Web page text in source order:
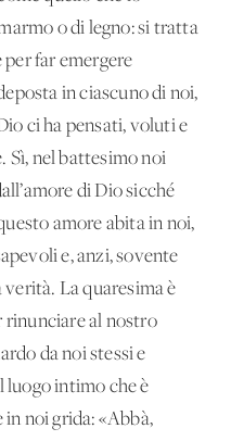
o di legno: si tratta
per far emergere
in ciascuno di noi,
ci ha pensati, voluti e
Sì, nel battesimo noi
di Dio sicché
amore abita in noi,
e, anzi, sovente
La quaresima è
rinunciare al nostro
da noi stessi e
luogo intimo che è
noi grida: «Abbà,